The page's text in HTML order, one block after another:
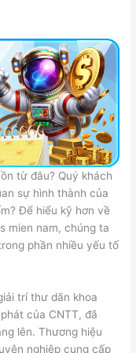
từ đâu? Quý khách
sự hình thành của
Để hiểu kỹ hơn về
mien nam, chúng ta
phần nhiều yếu tố
trí thư dãn khoa
của CNTT, đã
lên. Thương hiệu
nghiệp cung cấp